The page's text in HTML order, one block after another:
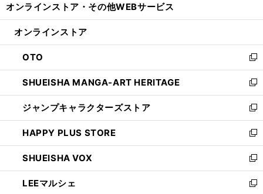
開
ン
ウ
で
開
く
ウ
ン
ド
ウ
で
開
く
オンラインストア・ その他WEBサービス
オンラインストア
OTO
新
し
い
ウ
ィ
ン
ド
ウ
で
開
く
SHUEISHA MANGA-ART HERITAGE
新
し
い
ウ
ィ
ン
ド
ウ
で
ジャンプキャラクターズストア
新
し
い
ウ
ィ
ン
ド
HAPPY PLUS STORE
新
し
い
ウ
ィ
SHUEISHA VOX
新
し
い
LEEマルシェ
新